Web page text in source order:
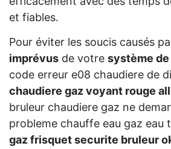
et fiables.
Pour éviter les soucis causés
imprévus de votre système
code erreur e08 chaudiere de
chaudiere gaz voyant rouge
bruleur chaudiere gaz ne
probleme chauffe eau gaz eau
gaz frisquet securite bruleur